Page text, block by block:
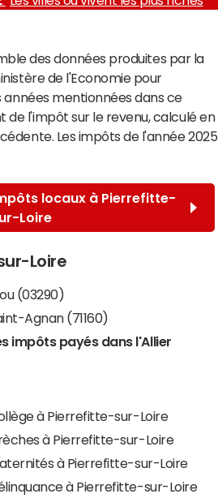
des données produites par la
de l'Economie pour
années mentionnées dans ce
l'impôt sur le revenu, calculé en
Les impôts de l'année 2025
locaux à Pierrefitte-
Loire
Loire
(03290)
Agnan (71160)
impôts payés dans l'Allier
à Pierrefitte-sur-Loire
à Pierrefitte-sur-Loire
à Pierrefitte-sur-Loire
à Pierrefitte-sur-Loire